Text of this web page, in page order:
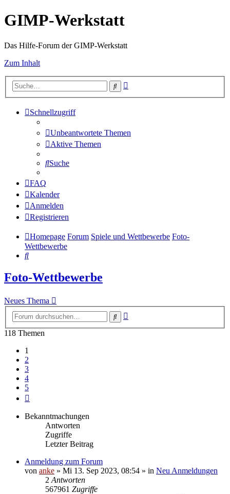
GIMP-Werkstatt
Das Hilfe-Forum der GIMP-Werkstatt
Zum Inhalt
Suche
Schnellzugriff
Unbeantwortete Themen
Aktive Themen
Suche
FAQ
Kalender
Anmelden
Registrieren
Homepage Forum Spiele und Wettbewerbe Foto-
Wettbewerbe
Suche
Foto-Wettbewerbe
Neues Thema
Suche
118 Themen
1
2
3
4
5
Bekanntmachungen
Antworten
Zugriffe
Letzter Beitrag
Anmeldung zum Forum
von anke » Mi 13. Sep 2023, 08:54 » in Neu Anmeldungen
2 Antworten
567961 Zugriffe